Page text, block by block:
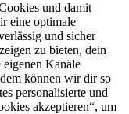
und damit
eine optimale
und sicher
zu bieten, dein
eigenen Kanäle
können wir dir so
personalisierte und
akzeptieren“, um